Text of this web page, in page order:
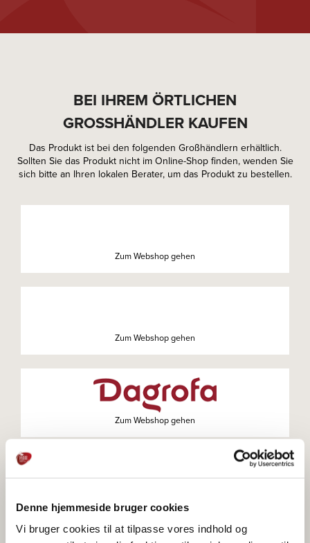
Denne hjemmeside bruger cookies
Vi bruger cookies til at tilpasse vores indhold og
BEI IHREM ÖRTLICHEN
GROSSHÄNDLER KAUFEN
Das Produkt ist bei den folgenden Großhändlern erhältlich.
Sollten Sie das Produkt nicht im Online-Shop finden, wenden Sie
sich bitte an Ihren lokalen Berater, um das Produkt zu bestellen.
Zum Webshop gehen
Zum Webshop gehen
Zum Webshop gehen
Zum Webshop gehen